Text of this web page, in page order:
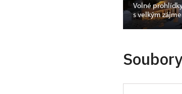
Volné
s velkým